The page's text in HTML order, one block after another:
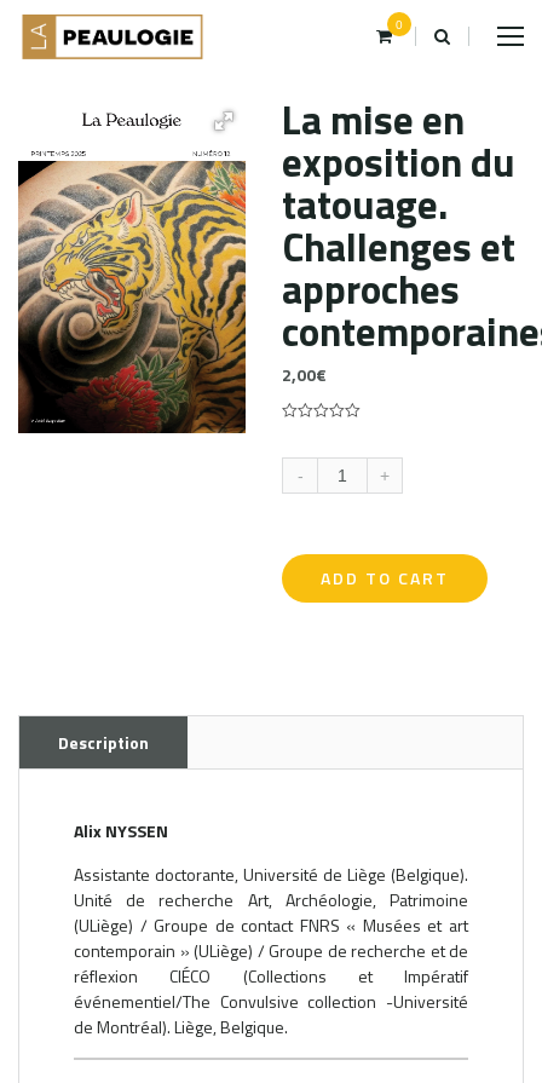
0
La mise en
exposition du
tatouage.
Challenges et
approches
2,00€
of
based
on
- +
ADD TO CART
Description
Alix NYSSEN
Assistante doctorante, Université de Liège (Belgique).
Unité de recherche Art, Archéologie, Patrimoine
(ULiège) / Groupe de contact FNRS « Musées et art
contemporain » (ULiège) / Groupe de recherche et de
réflexion CIÉCO (Collections et Impératif
événementiel/The Convulsive collection -Université
de Montréal). Liège, Belgique.